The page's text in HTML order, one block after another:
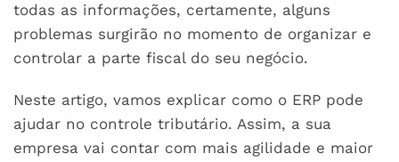
todas as informações, certamente, alguns
problemas surgirão no momento de organizar e
controlar a parte fiscal do seu negócio.
Neste artigo, vamos explicar como o ERP pode
ajudar no controle tributário. Assim, a sua
empresa vai contar com mais agilidade e maior